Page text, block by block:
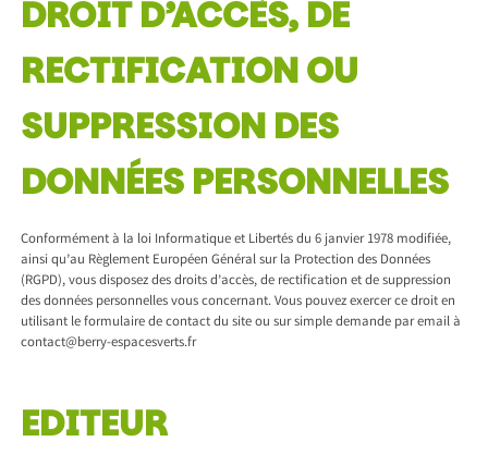
DROIT D’ACCÈS, DE
RECTIFICATION OU
SUPPRESSION DES
DONNÉES PERSONNELLES
Conformément à la loi Informatique et Libertés du 6 janvier 1978 modifiée,
ainsi qu’au Règlement Européen Général sur la Protection des Données
(RGPD), vous disposez des droits d’accès, de rectification et de suppression
des données personnelles vous concernant. Vous pouvez exercer ce droit en
utilisant le formulaire de contact du site ou sur simple demande par email à
contact@berry-espacesverts.fr
EDITEUR